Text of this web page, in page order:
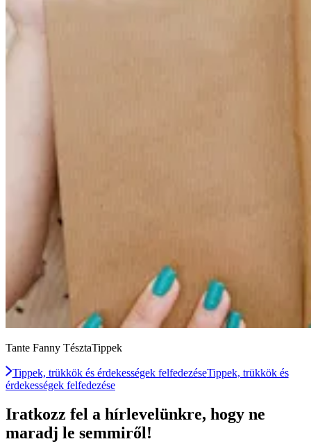
Tante Fanny TésztaTippek
Tippek, trükkök és érdekességek felfedezéseTippek, trükkök és
érdekességek felfedezése
Iratkozz fel a hírlevelünkre, hogy ne
maradj le semmiről!